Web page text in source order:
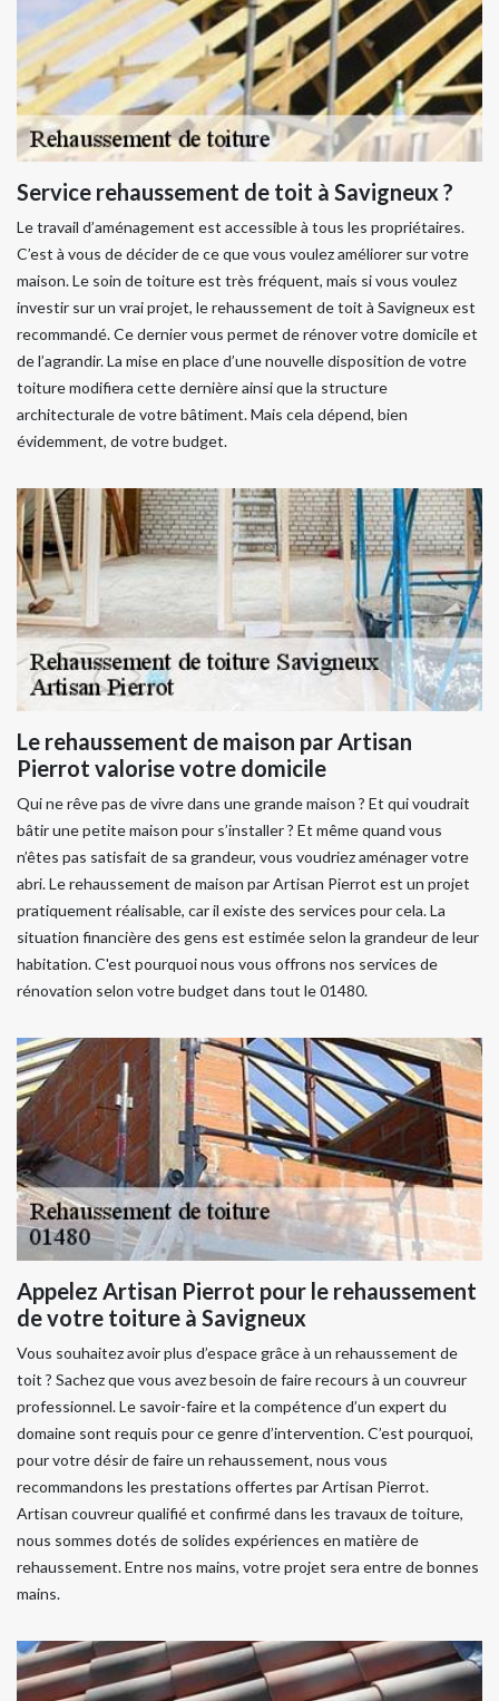
Service rehaussement de toit à Savigneux ?
Le travail d’aménagement est accessible à tous les propriétaires.
C’est à vous de décider de ce que vous voulez améliorer sur votre
maison. Le soin de toiture est très fréquent, mais si vous voulez
investir sur un vrai projet, le rehaussement de toit à Savigneux est
recommandé. Ce dernier vous permet de rénover votre domicile et
de l’agrandir. La mise en place d’une nouvelle disposition de votre
toiture modifiera cette dernière ainsi que la structure
architecturale de votre bâtiment. Mais cela dépend, bien
évidemment, de votre budget.
Le rehaussement de maison par Artisan
Pierrot valorise votre domicile
Qui ne rêve pas de vivre dans une grande maison ? Et qui voudrait
bâtir une petite maison pour s’installer ? Et même quand vous
n’êtes pas satisfait de sa grandeur, vous voudriez aménager votre
abri. Le rehaussement de maison par Artisan Pierrot est un projet
pratiquement réalisable, car il existe des services pour cela. La
situation financière des gens est estimée selon la grandeur de leur
habitation. C'est pourquoi nous vous offrons nos services de
rénovation selon votre budget dans tout le 01480.
Appelez Artisan Pierrot pour le rehaussement
de votre toiture à Savigneux
Vous souhaitez avoir plus d’espace grâce à un rehaussement de
toit ? Sachez que vous avez besoin de faire recours à un couvreur
professionnel. Le savoir-faire et la compétence d’un expert du
domaine sont requis pour ce genre d’intervention. C’est pourquoi,
pour votre désir de faire un rehaussement, nous vous
recommandons les prestations offertes par Artisan Pierrot.
Artisan couvreur qualifié et confirmé dans les travaux de toiture,
nous sommes dotés de solides expériences en matière de
rehaussement. Entre nos mains, votre projet sera entre de bonnes
mains.